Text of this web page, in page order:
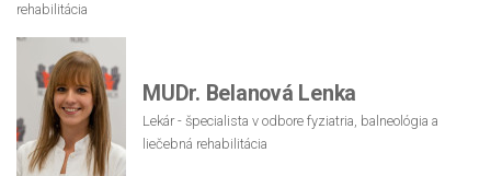
rehabilitácia
MUDr. Belanová Lenka
Lekár - špecialista v odbore fyziatria, balneológia a
liečebná rehabilitácia